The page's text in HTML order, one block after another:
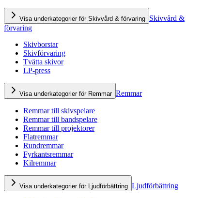
Visa underkategorier för Skivvård & förvaring Skivvård &
förvaring
Skivborstar
Skivförvaring
Tvätta skivor
LP-press
Visa underkategorier för Remmar Remmar
Remmar till skivspelare
Remmar till bandspelare
Remmar till projektorer
Flatremmar
Rundremmar
Fyrkantsremmar
Kilremmar
Visa underkategorier för Ljudförbättring Ljudförbättring